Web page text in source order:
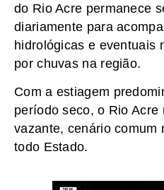
do Rio Acre permanece
diariamente para
hidrológicas e eventuais
por chuvas na região.
Com a estiagem
período seco, o Rio Acre
vazante, cenário comum
todo Estado.